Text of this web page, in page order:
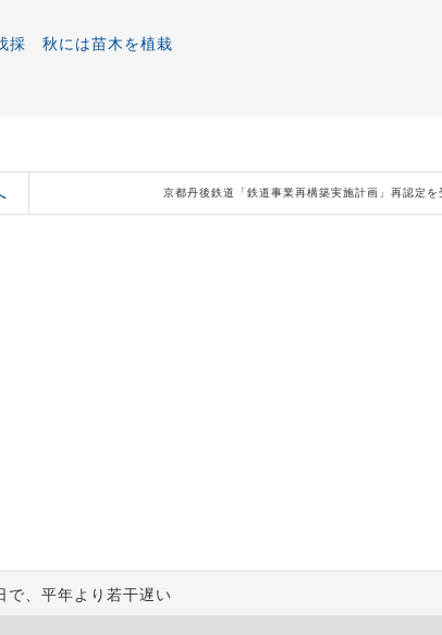
採 秋には苗木を植栽
、平年より若干遅い